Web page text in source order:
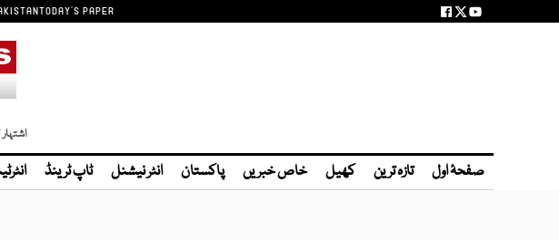
TODAY'S PAPER
صفحۂ اول تازہ ترین کھیل خاص خبریں پاکستان انٹر نیشنل ٹاپ ٹرینڈ